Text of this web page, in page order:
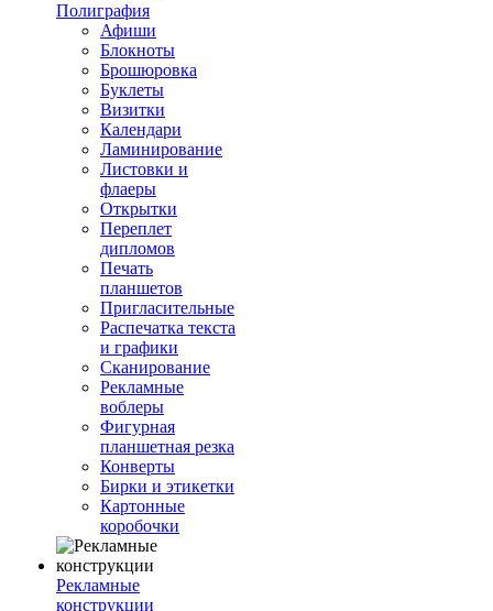
Полиграфия
Афиши
Блокноты
Брошюровка
Буклеты
Визитки
Календари
Ламинирование
Листовки и
флаеры
Открытки
Переплет
дипломов
Печать
планшетов
Пригласительные
Распечатка текста
и графики
Сканирование
Рекламные
воблеры
Фигурная
планшетная резка
Конверты
Бирки и этикетки
Картонные
коробочки
Рекламные
конструкции